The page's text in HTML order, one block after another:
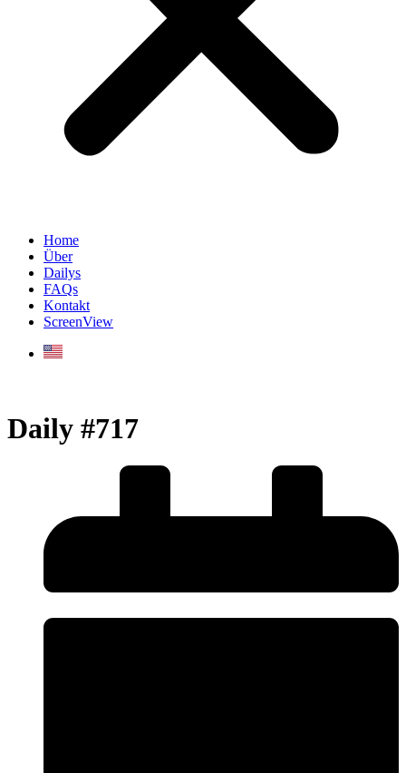
Home
Über
Dailys
FAQs
Kontakt
ScreenView
Daily #717